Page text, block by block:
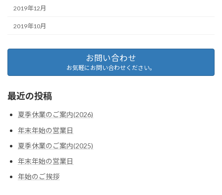
2019年12月
2019年10月
お問い合わせ
お気軽にお問い合わせください。
最近の投稿
夏季休業のご案内(2026)
年末年始の営業日
夏季休業のご案内(2025)
年末年始の営業日
年始のご挨拶